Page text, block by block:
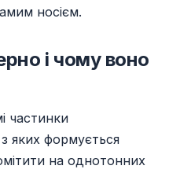
носієм.
і чому воно
частинки
з яких формується
на однотонних